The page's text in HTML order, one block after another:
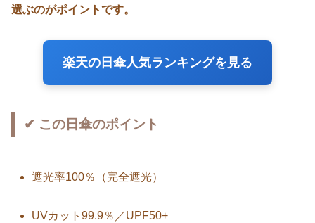
選ぶのがポイントです。
楽天の日傘人気ランキングを見る
✔ この日傘のポイント
遮光率100％（完全遮光）
UVカット99.9％／UPF50+